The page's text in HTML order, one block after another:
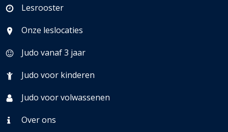
Lesrooster
Onze leslocaties
Judo vanaf 3 jaar
Judo voor kinderen
Judo voor volwassenen
Over ons